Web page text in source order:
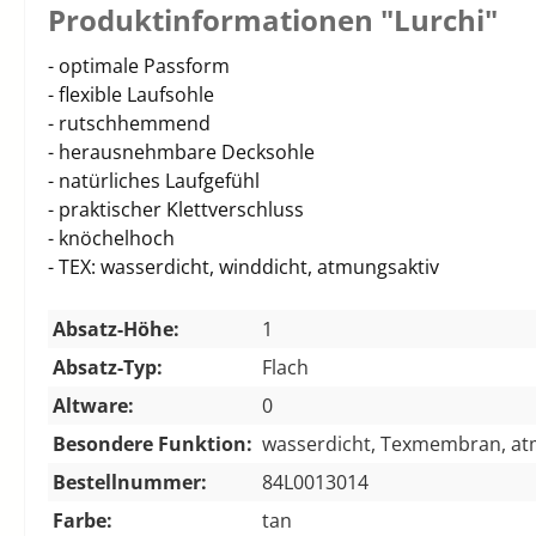
Produktinformationen "Lurchi"
- optimale Passform
- flexible Laufsohle
- rutschhemmend
- herausnehmbare Decksohle
- natürliches Laufgefühl
- praktischer Klettverschluss
- knöchelhoch
- TEX: wasserdicht, winddicht, atmungsaktiv
Absatz-Höhe:
1
Absatz-Typ:
Flach
Altware:
0
Besondere Funktion: wasserdicht, Texmembran,
Bestellnummer:
84L0013014
Farbe:
tan